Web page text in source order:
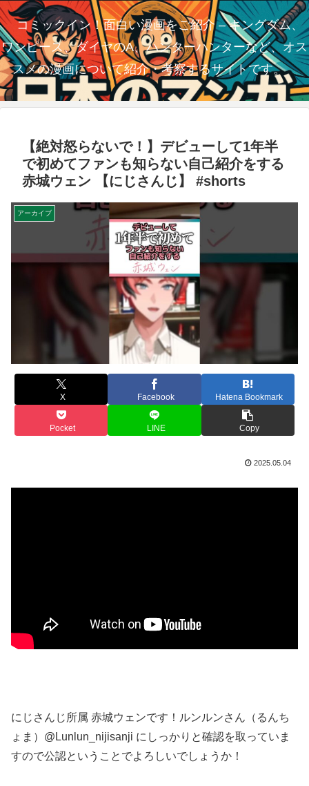
コミックイン！面白い漫画をご紹介 – キングダム、
ワンピース、ダイヤのA、ハンターハンターなど、オス
スメの漫画について紹介・考察するサイトです。
【絶対怒らないで！】デビューして1年半
で初めてファンも知らない自己紹介をする
赤城ウェン 【にじさんじ】 #shorts
アーカイブ
X Facebook Hatena Bookmark
Pocket LINE Copy
2025.05.04
にじさんじ所属 赤城ウェンです！ルンルンさん（るんち
ょま）@Lunlun_nijisanji にしっかりと確認を取っていま
すので公認ということでよろしいでしょうか！